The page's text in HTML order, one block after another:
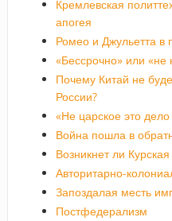
Кремлевская
апогея
Ромео и Джульетта в
«Бессрочно» или «не
Почему Китай не
России?
«Не царское это
Война пошла в
Возникнет ли
Авторитарно-
Запоздалая месть
Постфедерализм